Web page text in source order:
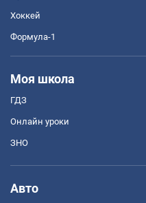
Хоккей
Формула-1
Моя школа
ГДЗ
Онлайн уроки
ЗНО
Авто